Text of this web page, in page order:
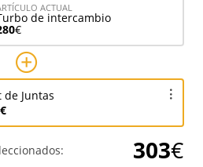
ACTUAL
de intercambio
€
de Juntas
303€